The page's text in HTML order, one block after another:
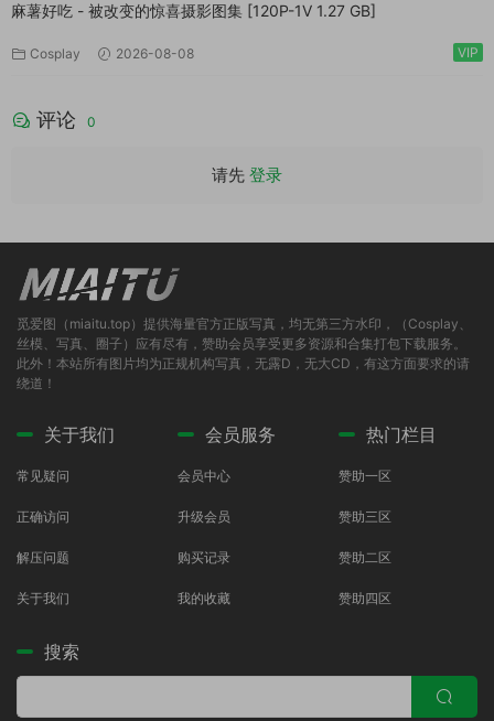
麻薯好吃 - 被改变的惊喜摄影图集 [120P-1V 1.27 GB]
Cosplay 2026-08-08 VIP
评论 0
请先 登录
觅爱图（miaitu.top）提供海量官方正版写真，均无第三方水印，（Cosplay、
丝模、写真、圈子）应有尽有，赞助会员享受更多资源和合集打包下载服务。
此外！本站所有图片均为正规机构写真，无露D，无大CD，有这方面要求的请
绕道！
关于我们
常见疑问
正确访问
解压问题
关于我们
会员服务
会员中心
升级会员
购买记录
我的收藏
热门栏目
赞助一区
赞助三区
赞助二区
赞助四区
搜索